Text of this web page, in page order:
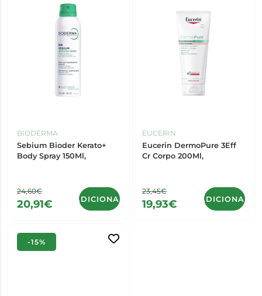
BIODERMA
Sebium Bioder Kerato+
Body Spray 150Ml,
24,60€
20,91€ ADICIONAR
EUCERIN
Eucerin DermoPure 3Eff
Cr Corpo 200Ml,
23,45€
19,93€ ADICIONAR
-15%